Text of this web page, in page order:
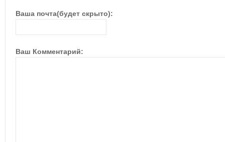
Ваша почта(будет скрыто):
Ваш Комментарий: